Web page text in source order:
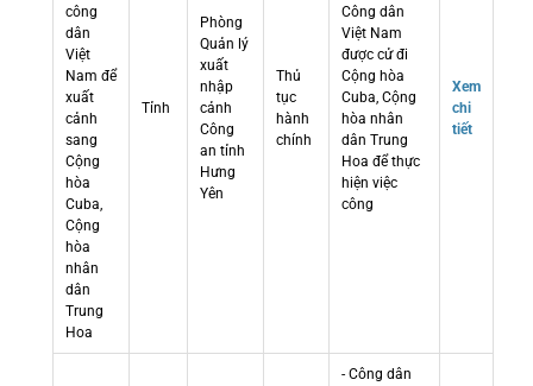
công
dân
Việt
Nam để
xuất
cảnh
sang
Cộng
hòa
Cuba,
Cộng
hòa
nhân
dân
Trung
Hoa
Tỉnh
Phòng
Quản lý
xuất
nhập
cảnh
Công
an tỉnh
Hưng
Yên
Thủ
tục
hành
chính
Công dân
Việt Nam
được cử đi
Cộng hòa
Cuba, Cộng
hòa nhân
dân Trung
Hoa để thực
hiện việc
công
Xem
chi
tiết
- Công dân